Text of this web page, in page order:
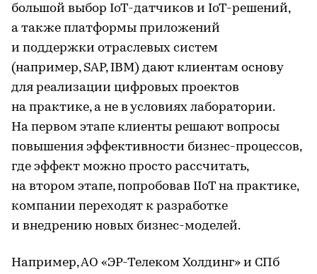
большой выбор IoT-датчиков и IoT-решений,
а также платформы приложений
и поддержки отраслевых систем
(например, SAP, IBM) дают клиентам основу
для реализации цифровых проектов
на практике, а не в условиях лаборатории.
На первом этапе клиенты решают вопросы
повышения эффективности бизнес-процессов,
где эффект можно просто рассчитать,
на втором этапе, попробовав IIoT на практике,
компании переходят к разработке
и внедрению новых бизнес-моделей.
Например, АО «ЭР-Телеком Холдинг» и СПб